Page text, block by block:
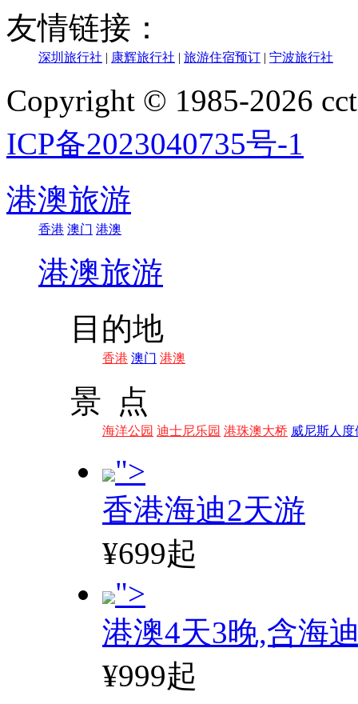
友情链接：
深圳旅行社 | 康辉旅行社 | 旅游住宿预订 | 宁波旅行社
Copyright © 1985-2026
ICP备2023040735号-1
港澳旅游
香港 澳门 港澳
港澳旅游
目的地
香港 澳门 港澳
景 点
海洋公园 迪士尼乐园 港珠澳大桥 威尼斯人度
">
香港海迪2天游
¥699起
">
港澳4天3晚,含海
¥999起